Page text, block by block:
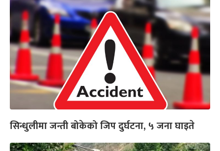
सिन्धुलीमा जन्ती बोकेको जिप दुर्घटना, ५ जना घाइते